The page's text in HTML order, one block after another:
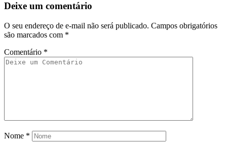
Deixe um comentário
O seu endereço de e-mail não será publicado. Campos obrigatórios
são marcados com *
Comentário *
Nome *